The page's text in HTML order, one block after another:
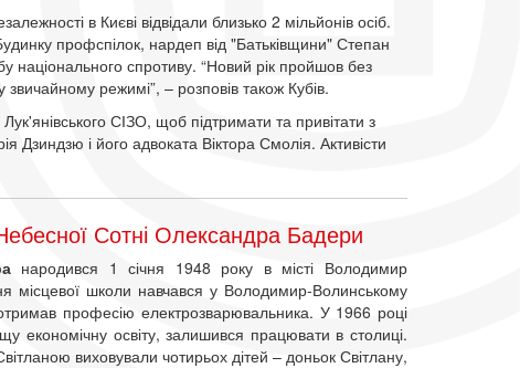
в Києві відвідали близько 2 мільйонів осіб.
профспілок, нардеп від "Батьківщини" Степан
національного спротиву. “Новий рік пройшов без
режимі”, – розповів також Кубів.
СІЗО, щоб підтримати та привітати з
Дзиндзю і його адвоката Віктора Смолія. Активісти
Сотні Олександра Бадери
народився 1 січня 1948 року в місті Володимир
місцевої школи навчався у Володимир-Волинському
професію електрозварювальника. У 1966 році
економічну освіту, залишився працювати в столиці.
виховували чотирьох дітей – доньок Світлану,